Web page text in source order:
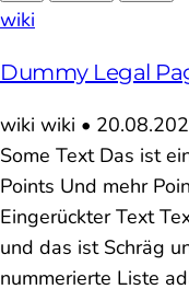
wiki
Dummy Legal
wiki wiki •
Some Text Das ist
Points Und mehr
Eingerückter Text
und das ist Schräg
nummerierte Liste